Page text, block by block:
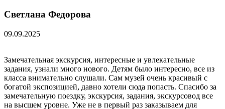
Светлана Федорова
09.09.2025
Замечательная экскурсия, интересные и увлекательные
задания, узнали много нового. Детям было интересно, все из
класса внимательно слушали. Сам музей очень красивый с
богатой экспозицией, давно хотели сюда попасть. Спасибо за
замечательную поездку, экскурсия, задания, экскурсовод все
на высшем уровне. Уже не в первый раз заказываем для